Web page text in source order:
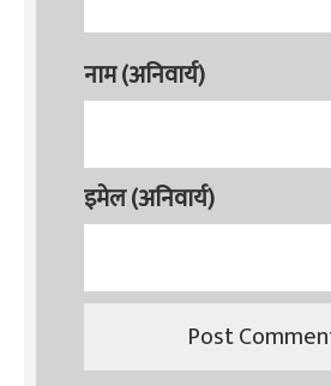
नाम (अनिवार्य)
इमेल (अनिवार्य)